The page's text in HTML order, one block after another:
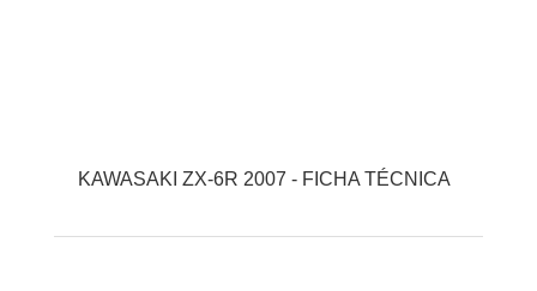
KAWASAKI ZX-6R 2007 - FICHA TÉCNICA